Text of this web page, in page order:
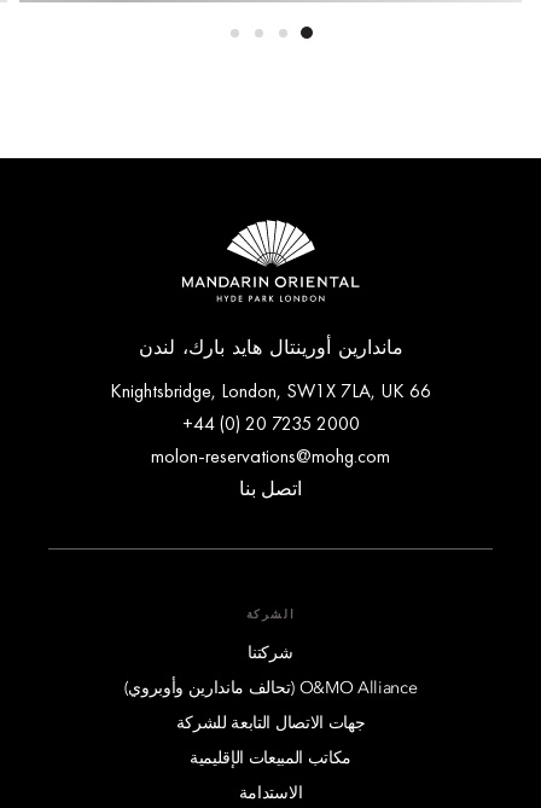
ماندارين أورينتال هايد بارك، لندن
66 Knightsbridge, London, SW1X 7LA, UK
+44 (0) 20 7235 2000
molon-reservations@mohg.com
اتصل بنا
الشركة
شركتنا
O&MO Alliance (تحالف ماندارين وأوبروي)
جهات الاتصال التابعة للشركة
مكاتب المبيعات الإقليمية
الاستدامة